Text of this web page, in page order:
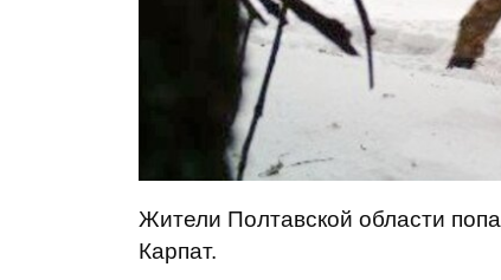
Жители Полтавской области
Карпат.